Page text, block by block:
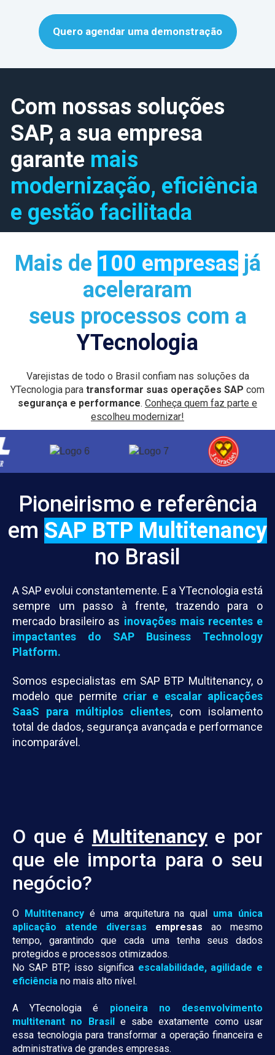
Quero agendar uma demonstração
Com nossas soluções
SAP, a sua empresa
garante mais
modernização, eficiência
e gestão facilitada
Mais de 100 empresas já
aceleraram
seus processos com a
YTecnologia
Varejistas de todo o Brasil confiam nas soluções da
YTecnologia para transformar suas operações SAP com
segurança e performance. Conheça quem faz parte e
escolheu modernizar!
Pioneirismo e referência
em SAP BTP Multitenancy
no Brasil
A SAP evolui constantemente. E a YTecnologia está
sempre um passo à frente, trazendo para o
mercado brasileiro as inovações mais recentes e
impactantes do SAP Business Technology
Platform.
Somos especialistas em SAP BTP Multitenancy, o
modelo que permite criar e escalar aplicações
SaaS para múltiplos clientes, com isolamento
total de dados, segurança avançada e performance
incomparável.
O que é Multitenancye por
que ele importa para o seu
negócio?
O Multitenancyé uma arquitetura na qual uma única
aplicação atende diversas empresas ao mesmo
tempo, garantindo que cada uma tenha seus dados
protegidos e processos otimizados.
No SAP BTP, isso significa escalabilidade, agilidade e
eficiência no mais alto nível.
A YTecnologia é pioneira no desenvolvimento
multitenant no Brasile sabe exatamente como usar
essa tecnologia para transformar a operação financeira e
administrativa de grandes empresas.